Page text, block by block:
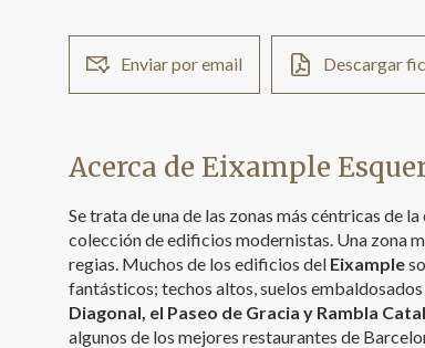
Enviar por email Descargar
Acerca de Eixample
Se trata de una de las zonas más céntricas de
colección de edificios modernistas. Una zona
regias. Muchos de los edificios del Eixample
fantásticos; techos altos, suelos
Diagonal, el Paseo de Gracia y Rambla
algunos de los mejores restaurantes de